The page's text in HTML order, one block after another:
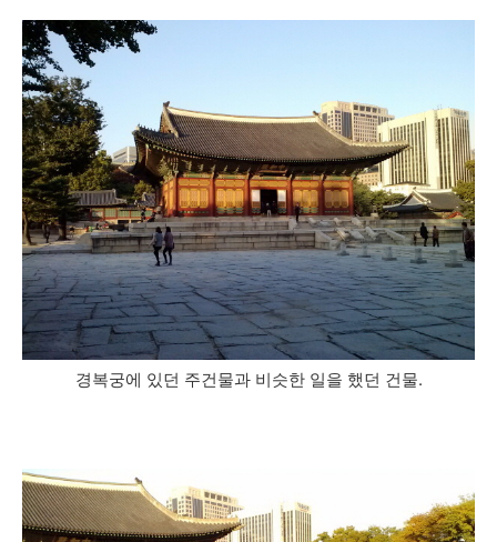
경복궁에 있던 주건물과 비슷한 일을 했던 건물.